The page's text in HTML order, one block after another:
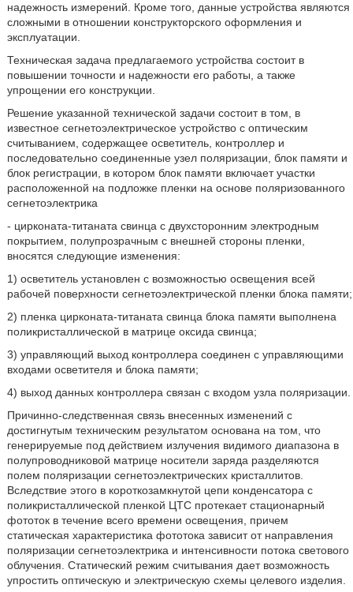
надежность измерений. Кроме того, данные устройства являются
сложными в отношении конструкторского оформления и
эксплуатации.
Техническая задача предлагаемого устройства состоит в
повышении точности и надежности его работы, а также
упрощении его конструкции.
Решение указанной технической задачи состоит в том, в
известное сегнетоэлектрическое устройство с оптическим
считыванием, содержащее осветитель, контроллер и
последовательно соединенные узел поляризации, блок памяти и
блок регистрации, в котором блок памяти включает участки
расположенной на подложке пленки на основе поляризованного
сегнетоэлектрика
- цирконата-титаната свинца с двухсторонним электродным
покрытием, полупрозрачным с внешней стороны пленки,
вносятся следующие изменения:
1) осветитель установлен с возможностью освещения всей
рабочей поверхности сегнетоэлектрической пленки блока памяти;
2) пленка цирконата-титаната свинца блока памяти выполнена
поликристаллической в матрице оксида свинца;
3) управляющий выход контроллера соединен с управляющими
входами осветителя и блока памяти;
4) выход данных контроллера связан с входом узла поляризации.
Причинно-следственная связь внесенных изменений с
достигнутым техническим результатом основана на том, что
генерируемые под действием излучения видимого диапазона в
полупроводниковой матрице носители заряда разделяются
полем поляризации сегнетоэлектрических кристаллитов.
Вследствие этого в короткозамкнутой цепи конденсатора с
поликристаллической пленкой ЦТС протекает стационарный
фототок в течение всего времени освещения, причем
статическая характеристика фототока зависит от направления
поляризации сегнетоэлектрика и интенсивности потока светового
облучения. Статический режим считывания дает возможность
упростить оптическую и электрическую схемы целевого изделия.